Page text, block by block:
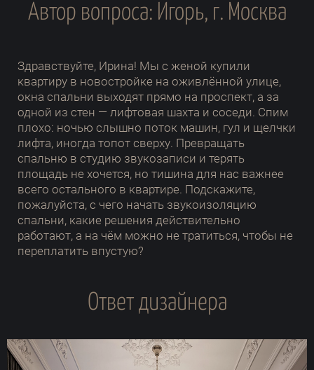
Автор вопроса: Игорь, г. Москва
Здравствуйте, Ирина! Мы с женой купили
квартиру в новостройке на оживлённой улице,
окна спальни выходят прямо на проспект, а за
одной из стен — лифтовая шахта и соседи. Спим
плохо: ночью слышно поток машин, гул и щелчки
лифта, иногда топот сверху. Превращать
спальню в студию звукозаписи и терять
площадь не хочется, но тишина для нас важнее
всего остального в квартире. Подскажите,
пожалуйста, с чего начать звукоизоляцию
спальни, какие решения действительно
работают, а на чём можно не тратиться, чтобы не
переплатить впустую?
Ответ дизайнера